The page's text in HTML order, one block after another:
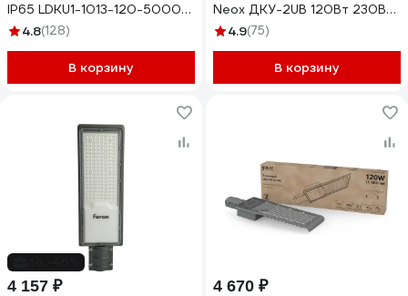
IP65 LDKU1-1013-120-5000-
K034.8(128)
В корзину
Neox ДКУ-2UB 120Вт 230В
5000К 15000Лм 125лм/Вт
4690612057439
4.9(75)
В корзину
4 157 ₽ 4 670 ₽